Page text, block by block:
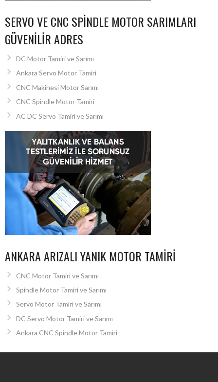
SERVO VE CNC SPINDLE MOTOR SARIMLARI
GÜVENILIR ADRES
DC Motor Tamiri ve Sarımı
Ankara Servo Motor Tamiri
CNC Makinesi Motor Sarımı
CNC Spindle Motor Tamiri
AC DC Servo Tamiri ve Sarımı
ANKARA ARIZALI YANIK MOTOR TAMIRI
CNC Motor Tamiri ve Sarımı
Spindle Motor Tamiri ve Sarımı
Servo Motor Tamiri ve Sarımı
DC Servo Motor Tamiri ve Sarımı
Ankara CNC Spindle Motor Tamiri